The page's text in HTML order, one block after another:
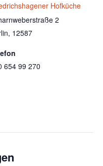
Hofküche
2
, 12587
654 99 270